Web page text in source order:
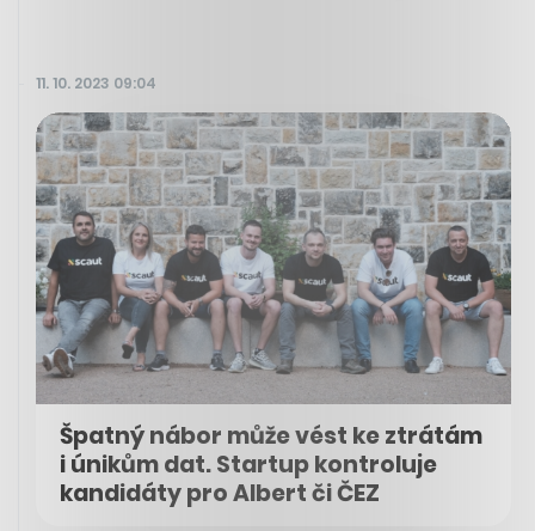
11. 10. 2023 09:04
Špatný nábor může vést ke ztrátám
i únikům dat. Startup kontroluje
kandidáty pro Albert či ČEZ